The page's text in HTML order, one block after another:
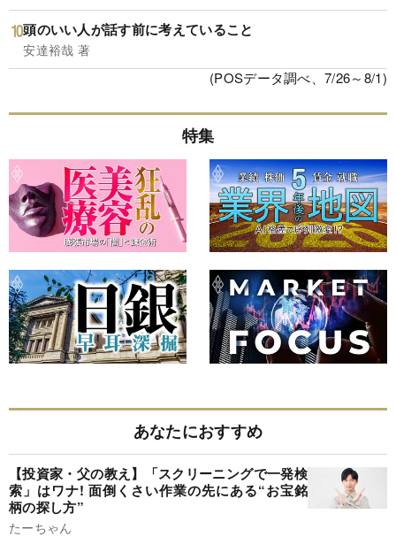
頭のいい人が話す前に考えていること
安達裕哉 著
(POSデータ調べ、7/26～8/1)
特集
あなたにおすすめ
【投資家・父の教え】「スクリーニングで一発検
索」はワナ! 面倒くさい作業の先にある“お宝銘
柄の探し方”
たーちゃん